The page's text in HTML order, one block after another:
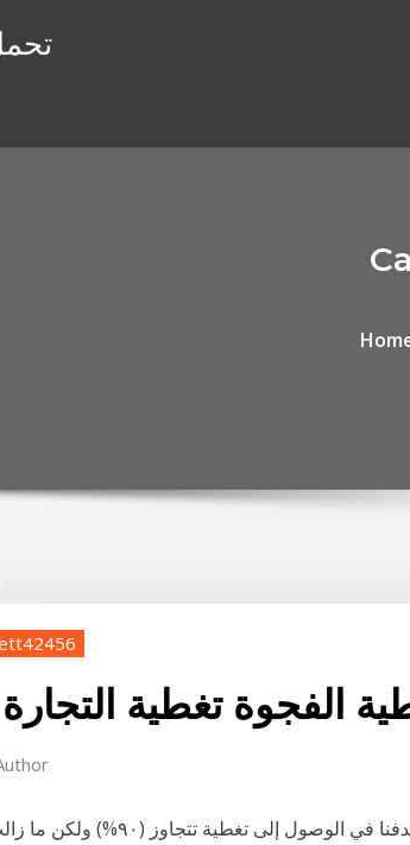
الفجوة تغطية
خلال الشراكة مع القطاع الخاص، ويتمثل هدفنا في الوصول إلى